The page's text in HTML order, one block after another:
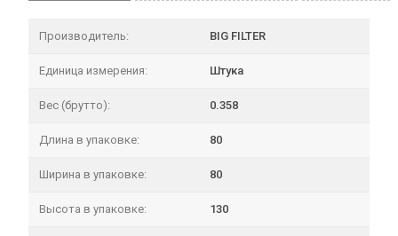
Производитель: BIG FILTER
Единица измерения: Штука
Вес (брутто): 0.358
Длина в упаковке: 80
Ширина в упаковке: 80
Высота в упаковке: 130